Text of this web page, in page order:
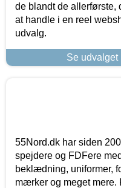
de blandt de allerførste,
at handle i en reel
udvalg.
Se udvalget
55Nord.dk har siden
spejdere og FDFere
beklædning, uniformer,
mærker og meget mere.